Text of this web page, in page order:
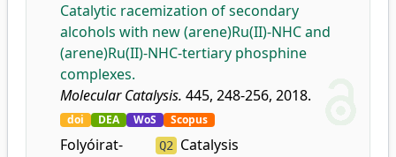
Catalytic racemization of secondary
alcohols with new (arene)Ru(II)-NHC and
(arene)Ru(II)-NHC-tertiary phosphine
complexes.
Molecular Catalysis. 445, 248-256, 2018.
doi DEA WoS Scopus
Folyóirat-
Q2 Catalysis